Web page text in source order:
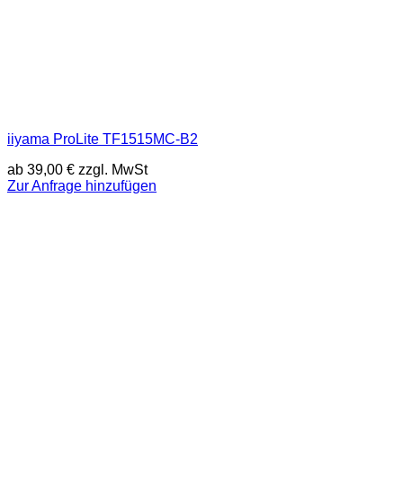
iiyama ProLite TF1515MC-B2
ab 39,00 € zzgl. MwSt
Zur Anfrage hinzufügen